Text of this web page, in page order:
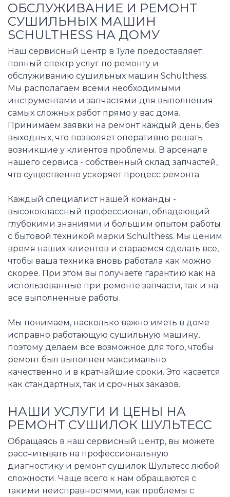
ОБСЛУЖИВАНИЕ И РЕМОНТ
СУШИЛЬНЫХ МАШИН
SCHULTHESS НА ДОМУ
Наш сервисный центр в Туле предоставляет
полный спектр услуг по ремонту и
обслуживанию сушильных машин Schulthess.
Мы располагаем всеми необходимыми
инструментами и запчастями для выполнения
самых сложных работ прямо у вас дома.
Принимаем заявки на ремонт каждый день, без
выходных, что позволяет оперативно решать
возникшие у клиентов проблемы. В арсенале
нашего сервиса - собственный склад запчастей,
что существенно ускоряет процесс ремонта.
Каждый специалист нашей команды -
высококлассный профессионал, обладающий
глубокими знаниями и большим опытом работы
с бытовой техникой марки Schulthess. Мы ценим
время наших клиентов и стараемся сделать все,
чтобы ваша техника вновь работала как можно
скорее. При этом вы получаете гарантию как на
использованные при ремонте запчасти, так и на
все выполненные работы.
Мы понимаем, насколько важно иметь в доме
исправно работающую сушильную машину,
поэтому делаем все возможное для того, чтобы
ремонт был выполнен максимально
качественно и в кратчайшие сроки. Это касается
как стандартных, так и срочных заказов.
НАШИ УСЛУГИ И ЦЕНЫ НА
РЕМОНТ СУШИЛОК ШУЛЬТЕСС
Обращаясь в наш сервисный центр, вы можете
рассчитывать на профессиональную
диагностику и ремонт сушилок Шультесс любой
сложности. Чаще всего к нам обращаются с
такими неисправностями, как проблемы с